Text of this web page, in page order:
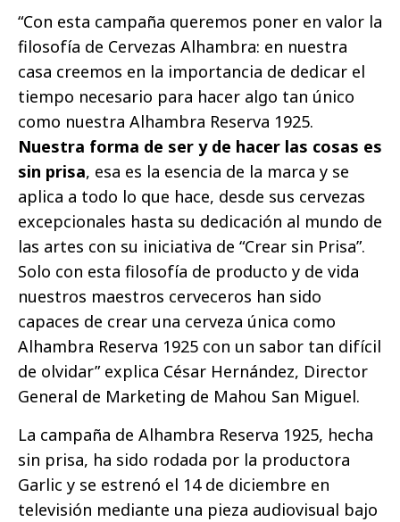
“Con esta campaña queremos poner en valor la
filosofía de Cervezas Alhambra: en nuestra
casa creemos en la importancia de dedicar el
tiempo necesario para hacer algo tan único
como nuestra Alhambra Reserva 1925.
Nuestra forma de ser y de hacer las cosas es
sin prisa, esa es la esencia de la marca y se
aplica a todo lo que hace, desde sus cervezas
excepcionales hasta su dedicación al mundo de
las artes con su iniciativa de “Crear sin Prisa”.
Solo con esta filosofía de producto y de vida
nuestros maestros cerveceros han sido
capaces de crear una cerveza única como
Alhambra Reserva 1925 con un sabor tan difícil
de olvidar” explica César Hernández, Director
General de Marketing de Mahou San Miguel.
La campaña de Alhambra Reserva 1925, hecha
sin prisa, ha sido rodada por la productora
Garlic y se estrenó el 14 de diciembre en
televisión mediante una pieza audiovisual bajo